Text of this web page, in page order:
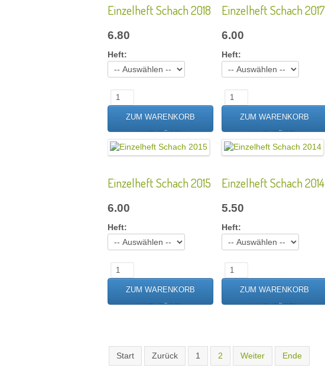
Einzelheft Schach 2018
6.80
Heft:
Einzelheft Schach 2017
6.00
Heft:
Einzelheft Schach 2015
6.00
Heft:
Einzelheft Schach 2014
5.50
Heft:
Start Zurück 1 2 Weiter Ende